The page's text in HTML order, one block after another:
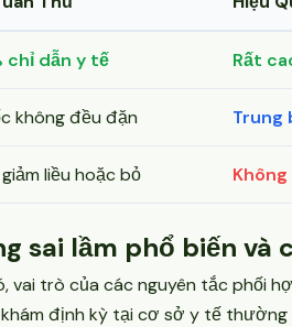
chỉ dẫn y tế Rất
không đều đặn Trung
liều hoặc bỏ
sai lầm phổ biến và
vai trò của các nguyên tắc phối
định kỳ tại cơ sở y tế